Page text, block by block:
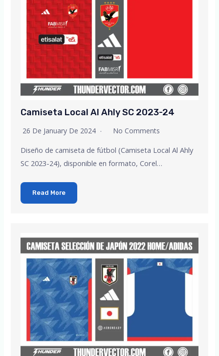
Camiseta Local Al Ahly SC 2023-24
26 De January De 2024 No Comments
Diseño de camiseta de fútbol (Camiseta Local Al Ahly
SC 2023-24), disponible en formato, Corel…
Read More